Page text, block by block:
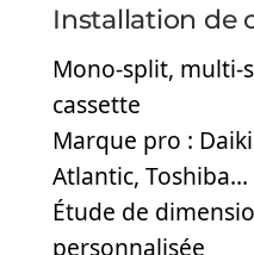
Installation de
Mono-split, multi-
cassette
Marque pro :
Atlantic, Toshiba…
Étude de
personnalisée